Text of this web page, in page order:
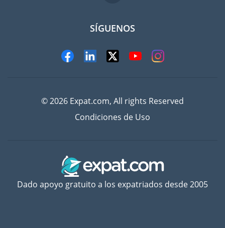
SÍGUENOS
© 2026 Expat.com, All rights Reserved
Condiciones de Uso
Dado apoyo gratuito a los expatriados desde 2005